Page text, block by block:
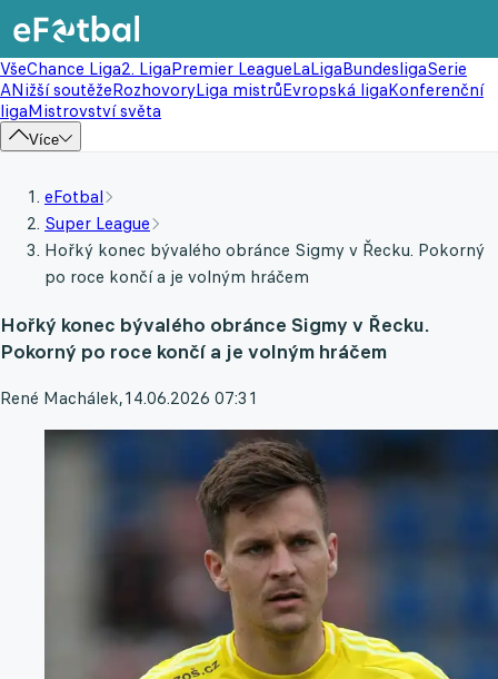
VšeChance Liga2. LigaPremier LeagueLaLigaBundesligaSerie
ANižší soutěžeRozhovoryLiga mistrůEvropská ligaKonferenční
ligaMistrovství světa
Více
eFotbal
Super League
Hořký konec bývalého obránce Sigmy v Řecku. Pokorný
po roce končí a je volným hráčem
Hořký konec bývalého obránce Sigmy v Řecku.
Pokorný po roce končí a je volným hráčem
René Machálek,14.06.2026 07:31